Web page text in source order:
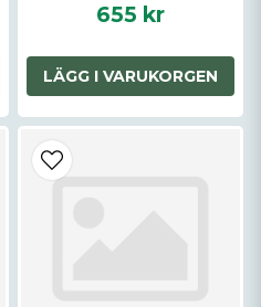
655 kr
LÄGG I VARUKORGEN